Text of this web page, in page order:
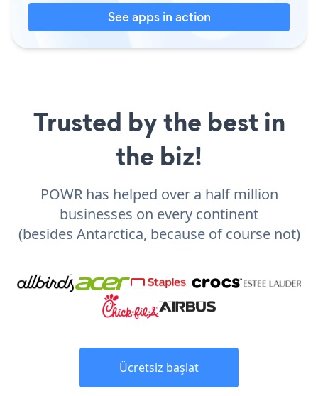
See apps in action
Trusted by the best in
the biz!
POWR has helped over a half million
businesses on every continent
(besides Antarctica, because of course not)
Ücretsiz başlat